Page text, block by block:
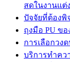
สดในงานแต่ง
ปัจจัยที่ต้องพิ
ถุงมือ PU ข
การเลือกวง
บริการทำคว